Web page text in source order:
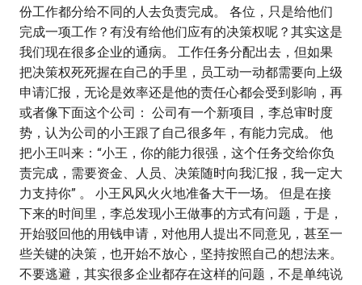
份工作都分给不同的人去负责完成。 各位，只是给他们
完成一项工作？有没有给他们应有的决策权呢？其实这是
我们现在很多企业的通病。 工作任务分配出去，但如果
把决策权死死握在自己的手里，员工动一动都需要向上级
申请汇报，无论是效率还是他的责任心都会受到影响，再
或者像下面这个公司： 公司有一个新项目，李总审时度
势，认为公司的小王跟了自己很多年，有能力完成。 他
把小王叫来：“小王，你的能力很强，这个任务交给你负
责完成，需要资金、人员、决策随时向我汇报，我一定大
力支持你” 。 小王风风火火地准备大干一场。 但是在接
下来的时间里，李总发现小王做事的方式有问题，于是，
开始驳回他的用钱申请，对他用人提出不同意见，甚至一
些关键的决策，也开始不放心，坚持按照自己的想法来。
不要逃避，其实很多企业都存在这样的问题，不是单纯说